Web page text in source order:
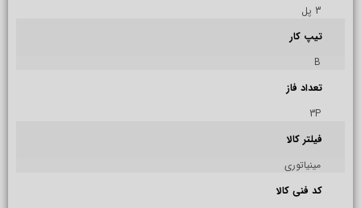
3 پل
تیپ کار
B
تعداد فاز
3P
فیلتر کالا
مینیاتوری
کد فنی کالا